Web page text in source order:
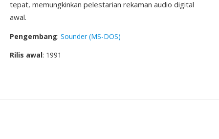
tepat, memungkinkan pelestarian rekaman audio digital
awal.
Pengembang: Sounder (MS-DOS)
Rilis awal: 1991